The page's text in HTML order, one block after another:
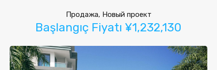
Продажа, Новый проект
Başlangıç Fiyatı ¥1,232,130